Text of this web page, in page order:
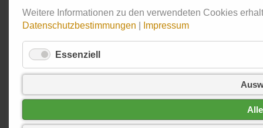
Weitere Informationen zu den verwendeten Cookies
Datenschutzbestimmungen
Impressum
Essenziell